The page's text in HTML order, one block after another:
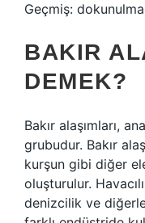
Geçmiş:
BAKIR
DEMEK?
Bakır alaşımları,
grubudur. Bakır
kurşun gibi diğer
oluşturulur.
denizcilik ve